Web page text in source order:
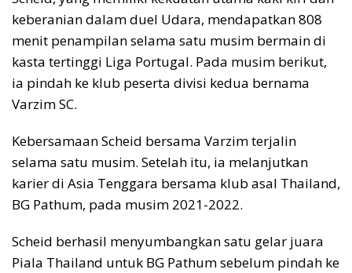
keberanian dalam duel Udara, mendapatkan 808
menit penampilan selama satu musim bermain di
kasta tertinggi Liga Portugal. Pada musim berikut,
ia pindah ke klub peserta divisi kedua bernama
Varzim SC.
Kebersamaan Scheid bersama Varzim terjalin
selama satu musim. Setelah itu, ia melanjutkan
karier di Asia Tenggara bersama klub asal Thailand,
BG Pathum, pada musim 2021-2022.
Scheid berhasil menyumbangkan satu gelar juara
Piala Thailand untuk BG Pathum sebelum pindah ke